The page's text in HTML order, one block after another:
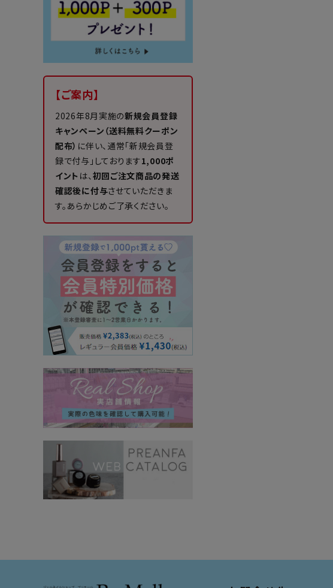
【ご案内】
2026年8月実施の新規会員登録
キャンペーン（送料無料クーポン
配布） に伴い、通常「新規会員登
録で付与」しております1,000ポ
イント は、初回ご注文商品の発送
確認後に付与させていただきま
す。あらかじめご了承ください。